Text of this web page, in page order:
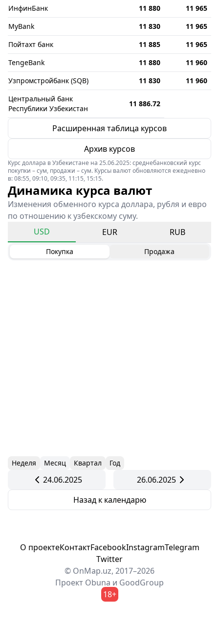
ИнфинБанк 11 880
11 965
MyBank
11 830
11 965
Пойтахт банк
11 885
11 965
TengeBank
11 880
11 960
Узпромстройбанк (SQB)
11 830
11 960
Центральный банк
Республики Узбекистан
11 886.72
Расширенная таблица курсов
Архив курсов
Курс доллара в Узбекистане на 25.06.2025: среднебанковский курс
покупки – сум, продажи – сум. Курсы валют обновляются ежедневно
в: 08:55, 09:10, 09:35, 11:15, 15:15.
Динамика курса валют
Изменения обменного курса доллара, рубля и евро
по отношению к узбекскому суму.
USD
EUR RUB
Покупка Продажа
Неделя Месяц Квартал Год
24.06.2025
26.06.2025
Назад к календарю
О проектеКонтактFacebookInstagramTelegram
Twitter
© OnMap.uz, 2017–2026
Проект Obuna и GoodGroup
18+